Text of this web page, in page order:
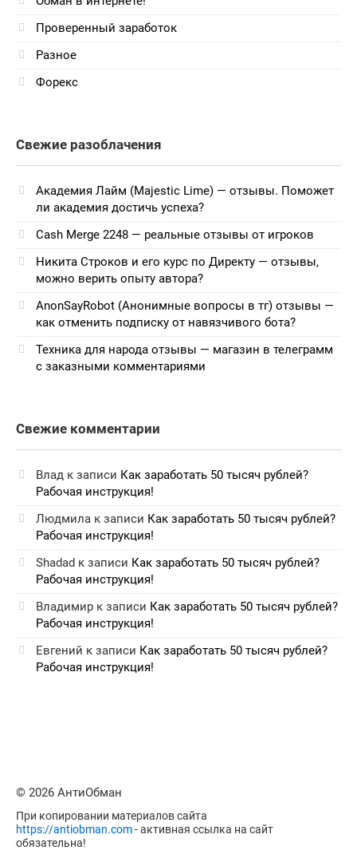
Проверенный заработок
Разное
Форекс
Свежие разоблачения
Академия Лайм (Majestic Lime) — отзывы. Поможет
ли академия достичь успеха?
Cash Merge 2248 — реальные отзывы от игроков
Никита Строков и его курс по Директу — отзывы,
можно верить опыту автора?
AnonSayRobot (Анонимные вопросы в тг) отзывы —
как отменить подписку от навязчивого бота?
Техника для народа отзывы — магазин в телеграмм
с заказными комментариями
Свежие комментарии
Влад к записи Как заработать 50 тысяч рублей?
Рабочая инструкция!
Людмила к записи Как заработать 50 тысяч рублей?
Рабочая инструкция!
Shadad к записи Как заработать 50 тысяч рублей?
Рабочая инструкция!
Владимир к записи Как заработать 50 тысяч рублей?
Рабочая инструкция!
Евгений к записи Как заработать 50 тысяч рублей?
Рабочая инструкция!
© 2026 АнтиОбман
При копировании материалов сайта
https://antiobman.com- активная ссылка на сайт
обязательна!